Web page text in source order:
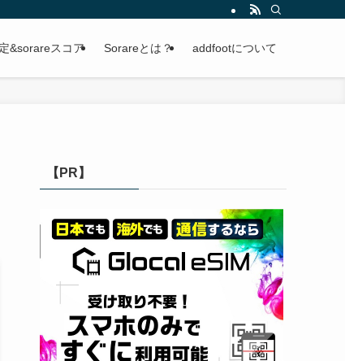
&sorareスコア Sorareとは？ addfootについて
【PR】